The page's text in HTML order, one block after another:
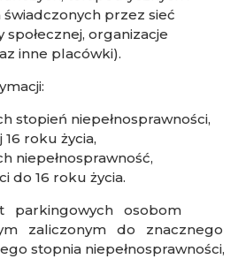
przez sieć
organizacje
inne placówki).
stopień niepełnosprawności,
roku życia,
niepełnosprawność,
do 16 roku życia.
parkingowych osobom
zaliczonym do znacznego
stopnia niepełnosprawności,